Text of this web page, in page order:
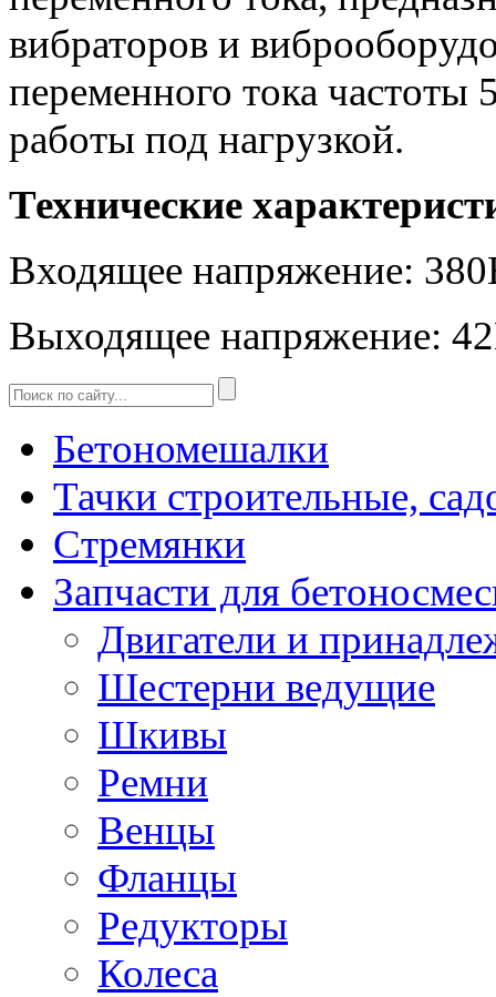
вибраторов и
переменного тока
работы под нагрузкой.
Технические
Входящее напряжение:
Выходящее напряжение:
Бетономешалки
Тачки строительные,
Стремянки
Запчасти для
Двигатели и
Шестерни ведущие
Шкивы
Ремни
Венцы
Фланцы
Редукторы
Колеса